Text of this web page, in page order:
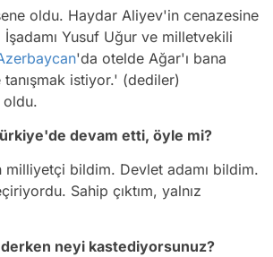
oldu. Haydar Aliyev'in cenazesine
Yusuf Uğur ve milletvekili
'da otelde Ağar'ı bana
tanışmak istiyor.' (dediler)
oldu.
devam etti, öyle mi?
milliyetçi bildim. Devlet adamı bildim.
Sahip çıktım, yalnız
derken neyi kastediyorsunuz?